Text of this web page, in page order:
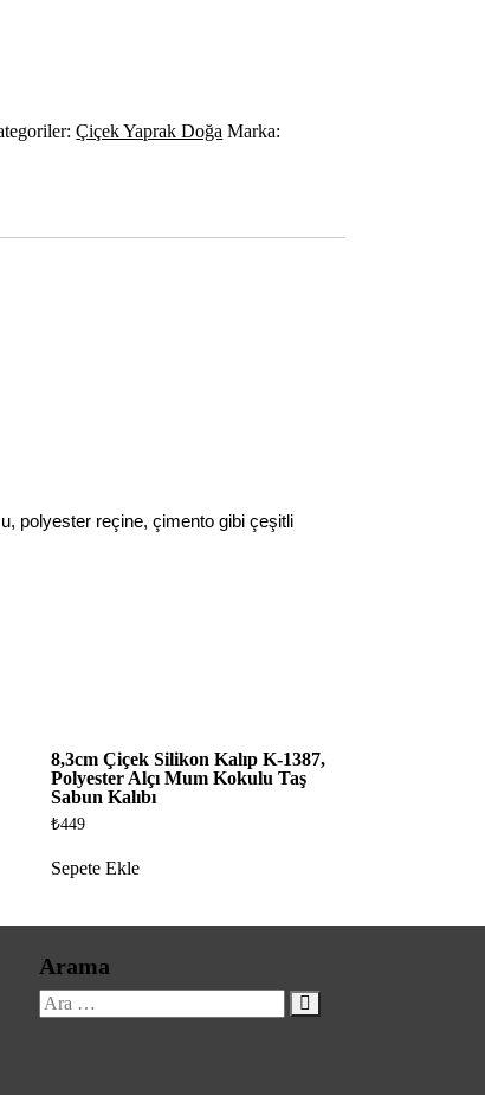
Çiçek Yaprak Doğa Marka:
polyester reçine, çimento gibi çeşitli
8,3cm Çiçek Silikon Kalıp K-1387,
Polyester Alçı Mum Kokulu Taş
Sabun Kalıbı
₺449
Sepete Ekle
Arama
Ara: